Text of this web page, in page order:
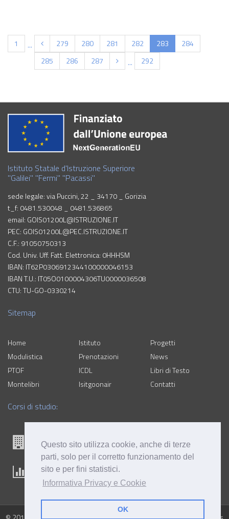
Questo sito utilizza cookie, anche di terze
parti, solo per il corretto funzionamento del
sito e per fini statistici.
Informativa Privacy e Cookie
OK
1 ... 279 280 281 282 283 (current)
284
285
286 287 ... 292
Istituto Statale d'Istruzione Superiore
"Galilei" "Fermi" "Pacassi"
sede legale: via Puccini, 22 _ 34170 _ Gorizia
t_f: 0481.530048 _ 0481.536865
email: GOIS01200L@ISTRUZIONE.IT
PEC: GOIS01200L@PEC.ISTRUZIONE.IT
C.F.: 91050750313
Cod. Univ. Uff. Fatt. Elettronica: 0HHHSM
IBAN: IT62P0306912344100000046153
IBAN T.U.: IT05O0100004306TU0000036508
CTU: TU-GO-0330214
Sitemap
Home Istituto
Progetti
Modulistica
Prenotazioni
News
PTOF
ICDL
Libri di Testo
Montelibri
Isitgoonair Contatti
Corsi di studio: